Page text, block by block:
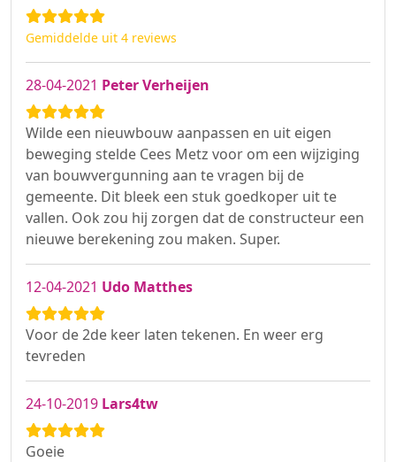
Gemiddelde uit 4 reviews
28-04-2021 Peter Verheijen
Wilde een nieuwbouw aanpassen en uit eigen
beweging stelde Cees Metz voor om een wijziging
van bouwvergunning aan te vragen bij de
gemeente. Dit bleek een stuk goedkoper uit te
vallen. Ook zou hij zorgen dat de constructeur een
nieuwe berekening zou maken. Super.
12-04-2021 Udo Matthes
Voor de 2de keer laten tekenen. En weer erg
tevreden
24-10-2019 Lars4tw
Goeie